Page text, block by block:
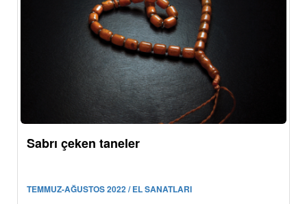
Sabrı çeken taneler
TEMMUZ-AĞUSTOS 2022 / EL SANATLARI